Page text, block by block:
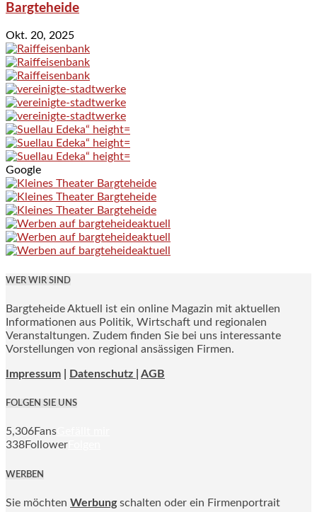
Bargteheide
Okt. 20, 2025
Google
WER WIR SIND
Bargteheide Aktuell ist ein online Magazin mit aktuellen
Informationen aus Politik, Wirtschaft und regionalen
Veranstaltungen. Zudem finden Sie bei uns interessante
Vorstellungen von regional ansässigen Firmen.
Impressum Datenschutz | AGB
FOLGEN SIE UNS
5,306Fans
338Follower
WERBEN
Sie möchten Werbung schalten oder ein Firmenportrait